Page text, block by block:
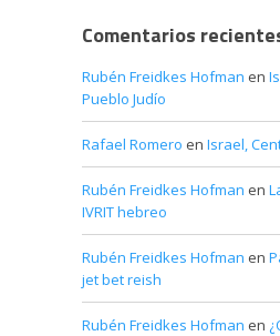
Comentarios
Rubén Freidkes Hofman en
Pueblo Judío
Rafael Romero en Israel,
Rubén Freidkes Hofman en
IVRIT hebreo
Rubén Freidkes Hofman en
jet bet reish
Rubén Freidkes Hofman en